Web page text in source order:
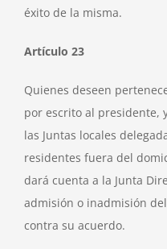
éxito de la misma.
Artículo 23
Quienes deseen
por escrito al presidente,
las Juntas locales
residentes fuera del
dará cuenta a la Junta
admisión o inadmisión
contra su acuerdo.